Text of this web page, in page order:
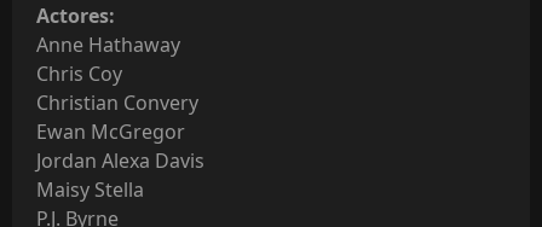
Actores:
Anne Hathaway
Chris Coy
Christian Convery
Ewan McGregor
Jordan Alexa Davis
Maisy Stella
P.J. Byrne